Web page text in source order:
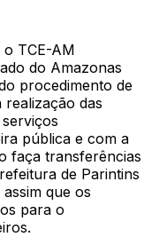
TCE-AM
do Amazonas
procedimento de
das
pública e com a
faça transferências
de Parintins
que os
para o